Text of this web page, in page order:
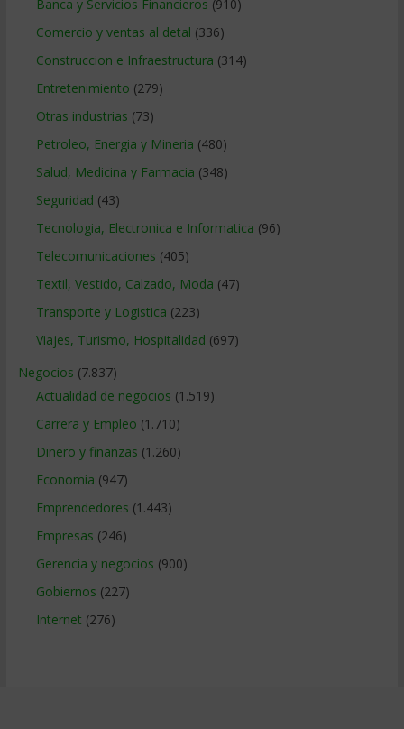
Banca y Servicios Financieros (910)
Comercio y ventas al detal (336)
Construccion e Infraestructura (314)
Entretenimiento (279)
Otras industrias (73)
Petroleo, Energia y Mineria (480)
Salud, Medicina y Farmacia (348)
Seguridad (43)
Tecnologia, Electronica e Informatica (96)
Telecomunicaciones (405)
Textil, Vestido, Calzado, Moda (47)
Transporte y Logistica (223)
Viajes, Turismo, Hospitalidad (697)
Negocios (7.837)
Actualidad de negocios (1.519)
Carrera y Empleo (1.710)
Dinero y finanzas (1.260)
Economía (947)
Emprendedores (1.443)
Empresas (246)
Gerencia y negocios (900)
Gobiernos (227)
Internet (276)